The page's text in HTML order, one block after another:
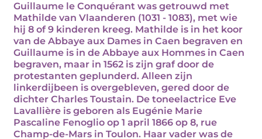
Guillaume le Conquérant was getrouwd met
Mathilde van Vlaanderen (1031 - 1083), met wie
hij 8 of 9 kinderen kreeg. Mathilde is in het koor
van de Abbaye aux Dames in Caen begraven en
Guillaume is in de Abbaye aux Hommes in Caen
begraven, maar in 1562 is zijn graf door de
protestanten geplunderd. Alleen zijn
linkerdijbeen is overgebleven, gered door de
dichter Charles Toustain. De toneelactrice Eve
Lavallière is geboren als Eugénie Marie
Pascaline Fenoglio op 1 april 1866 op 8, rue
Champ-de-Mars in Toulon. Haar vader was de